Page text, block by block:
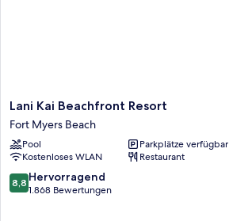
Lani
Kai
Beachfront
Resort
Fort
Myers
Beach
Lani Kai Beachfront Resort
Fort Myers Beach
Pool
Parkplätze verfügbar
Kostenloses WLAN
Restaurant
8.8
von
8,8 Hervorragend
1.868 Bewertungen